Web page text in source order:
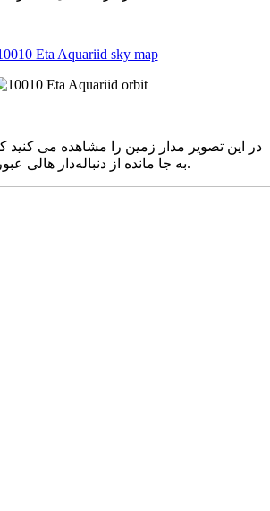
در این تصویر مدار زمین را مشاهده می کنید
به جا مانده از دنباله‌دار هالی عبور می کند.